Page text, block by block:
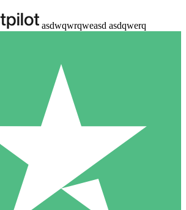
asdwqwrqweasd asdqwerq